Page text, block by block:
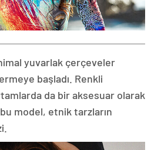
yuvarlak çerçeveler
başladı. Renkli
da bir aksesuar olarak
model, etnik tarzların